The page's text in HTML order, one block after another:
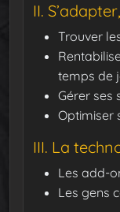
II.
Trouver
temps de
Gérer ses
Optimiser
III. La
Les add-
Les gens